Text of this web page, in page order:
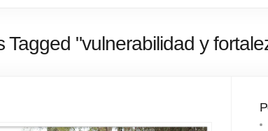
Tagged "vulnerabilidad y